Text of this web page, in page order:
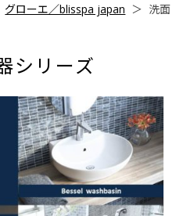
グローエ／blisspa japan ＞ 洗面
シリーズ